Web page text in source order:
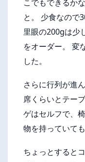
こでもできるか
と。 少食なので
里眼の200gは少
をオーダー。 変
した。
さらに行列が進
席くらいとテー
ゲはセルフで、
物を持っていて
ちょっとすると